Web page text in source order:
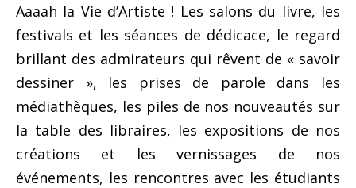
Aaaah la Vie d’Artiste ! Les salons du livre, les
festivals et les séances de dédicace, le regard
brillant des admirateurs qui rêvent de « savoir
dessiner », les prises de parole dans les
médiathèques, les piles de nos nouveautés sur
la table des libraires, les expositions de nos
créations et les vernissages de nos
événements, les rencontres avec les étudiants